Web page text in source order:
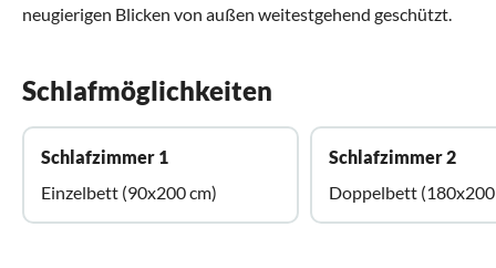
neugierigen Blicken von außen weitestgehend geschützt.
Schlafmöglichkeiten
Schlafzimmer 1
Einzelbett (90x200 cm)
Schlafzimmer 2
Doppelbett (180x200